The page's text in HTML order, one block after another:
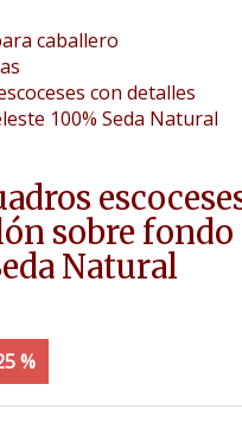
caballero
con detalles
100% Seda Natural
sobre fondo
Natural
%